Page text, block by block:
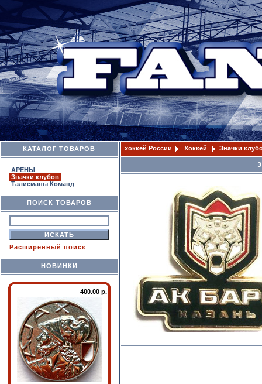
КАТАЛОГ ТОВАРОВ
АРЕНЫ
Значки клубов
Талисманы Команд
ПОИСК ТОВАРОВ
Расширенный поиск
НОВИНКИ
400.00 р.
хоккей России Хоккей Значки